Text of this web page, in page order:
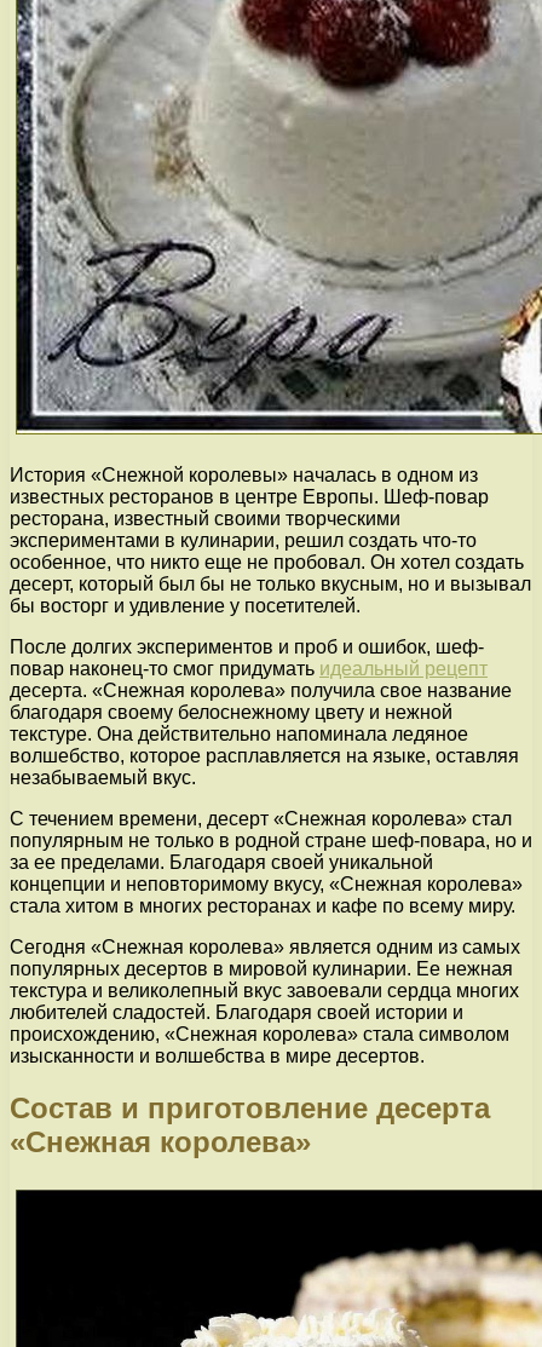
История «Снежной королевы» началась в одном из
известных ресторанов в центре Европы. Шеф-повар
ресторана, известный своими творческими
экспериментами в кулинарии, решил создать что-то
особенное, что никто еще не пробовал. Он хотел создать
десерт, который был бы не только вкусным, но и вызывал
бы восторг и удивление у посетителей.
После долгих экспериментов и проб и ошибок, шеф-
повар наконец-то смог придумать идеальный рецепт
десерта. «Снежная королева» получила свое название
благодаря своему белоснежному цвету и нежной
текстуре. Она действительно напоминала ледяное
волшебство, которое расплавляется на языке, оставляя
незабываемый вкус.
С течением времени, десерт «Снежная королева» стал
популярным не только в родной стране шеф-повара, но и
за ее пределами. Благодаря своей уникальной
концепции и неповторимому вкусу, «Снежная королева»
стала хитом в многих ресторанах и кафе по всему миру.
Сегодня «Снежная королева» является одним из самых
популярных десертов в мировой кулинарии. Ее нежная
текстура и великолепный вкус завоевали сердца многих
любителей сладостей. Благодаря своей истории и
происхождению, «Снежная королева» стала символом
изысканности и волшебства в мире десертов.
Состав и приготовление десерта
«Снежная королева»